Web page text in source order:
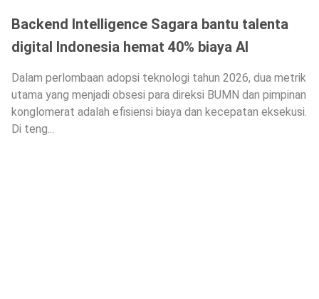
Backend Intelligence Sagara bantu talenta
digital Indonesia hemat 40% biaya AI
Dalam perlombaan adopsi teknologi tahun 2026, dua metrik
utama yang menjadi obsesi para direksi BUMN dan pimpinan
konglomerat adalah efisiensi biaya dan kecepatan eksekusi.
Di teng...